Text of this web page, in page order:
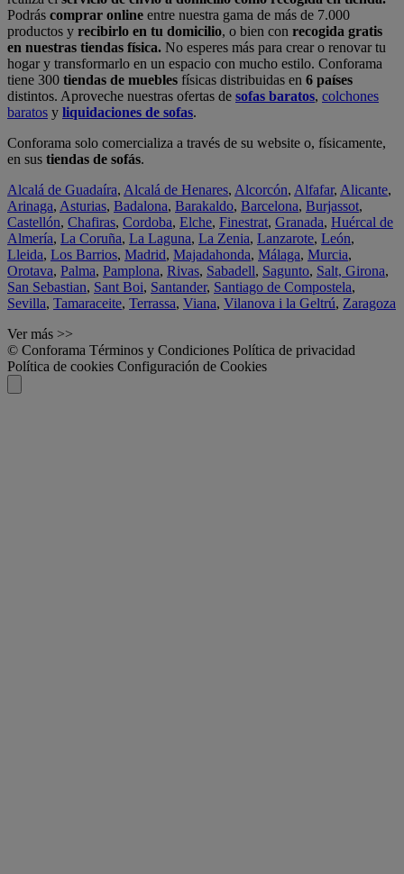
Podrás comprar online entre nuestra gama de más de 7.000
productos y recibirlo en tu domicilio, o bien con recogida gratis
en nuestras tiendas física. No esperes más para crear o renovar tu
hogar y transformarlo en un espacio con mucho estilo. Conforama
tiene 300 tiendas de muebles físicas distribuidas en 6 países
distintos. Aproveche nuestras ofertas de sofas baratos, colchones
baratos y liquidaciones de sofas.
Conforama solo comercializa a través de su website o, físicamente,
en sus tiendas de sofás.
Alcalá de Guadaíra, Alcalá de Henares, Alcorcón, Alfafar, Alicante,
Arinaga, Asturias, Badalona, Barakaldo, Barcelona, Burjassot,
Castellón, Chafiras, Cordoba, Elche, Finestrat, Granada, Huércal de
Almería, La Coruña, La Laguna, La Zenia, Lanzarote, León,
Lleida, Los Barrios, Madrid, Majadahonda, Málaga, Murcia,
Orotava, Palma, Pamplona, Rivas, Sabadell, Sagunto, Salt, Girona,
San Sebastian, Sant Boi, Santander, Santiago de Compostela,
Sevilla, Tamaraceite, Terrassa, Viana, Vilanova i la Geltrú, Zaragoza
Ver más >>
© Conforama Términos y Condiciones Política de privacidad
Política de cookies Configuración de Cookies